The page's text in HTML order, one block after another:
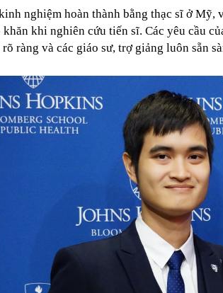
nghiệm hoàn thành bằng thạc sĩ ở
khăn khi nghiên cứu tiến sĩ. Các yêu cầu
rõ ràng và các giáo sư, trợ giảng luôn sẵn